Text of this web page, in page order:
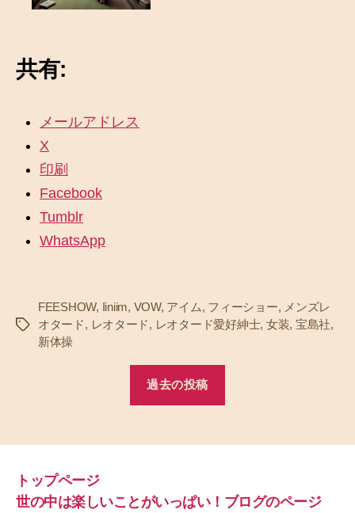
共有:
メールアドレス
X
印刷
Facebook
Tumblr
WhatsApp
タ
FEESHOW, Iiniim, VOW, アイム, フィーショー, メンズレ
オタード, レオタード, レオタード愛好紳士, 女装, 宝島社,
新体操
過去の投稿
トップページ
世の中は楽しいことがいっぱい！ブログのページ